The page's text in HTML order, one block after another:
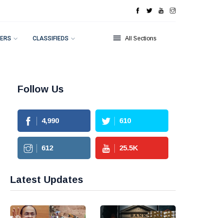
CLASSIFIEDS All Sections
Follow Us
4,990 610
612 25.5K
Latest Updates